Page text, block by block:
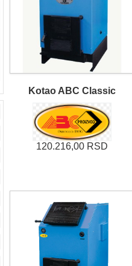
Kotao ABC Classic
120.216,00 RSD